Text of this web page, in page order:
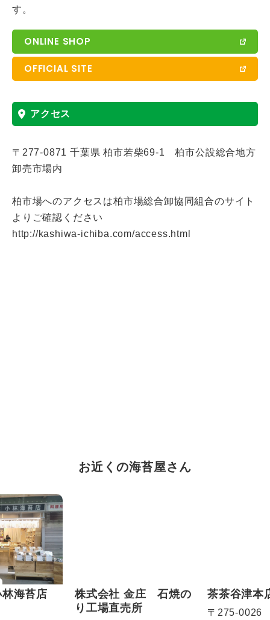
す。
ONLINE SHOP
OFFICIAL SITE
アクセス
〒277-0871 千葉県 柏市若柴69-1 柏市公設総合地方
卸売市場内
柏市場へのアクセスは柏市場総合卸協同組合のサイト
よりご確認ください
http://kashiwa-ichiba.com/access.html
お近くの海苔屋さん
海苔店
株式会社 金庄 石焼の
り工場直売所
茶茶谷津本
〒275-0026